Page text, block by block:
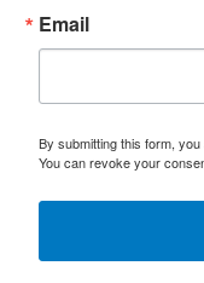
Email
By submitting this form,
You can revoke your